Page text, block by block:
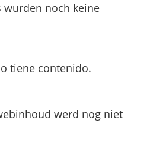
wurden noch keine
tiene contenido.
werd nog niet